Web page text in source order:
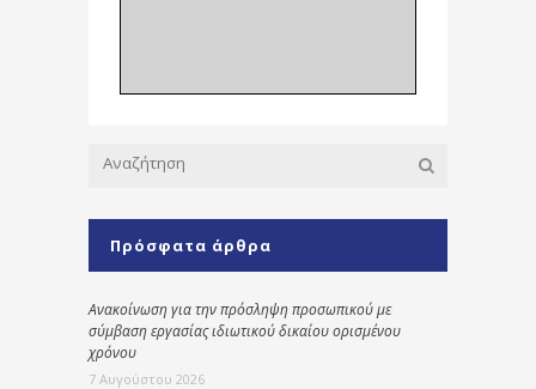
Πρόσφατα άρθρα
Ανακοίνωση για την πρόσληψη προσωπικού με
σύμβαση εργασίας ιδιωτικού δικαίου ορισμένου
χρόνου
7 Αυγούστου 2026